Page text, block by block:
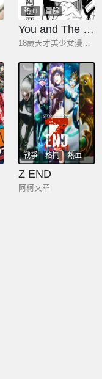
熱血 冒險
You and The Word
18歲天才美少女漫畫家
戰爭 格鬥 熱血
Z END
阿柯文華